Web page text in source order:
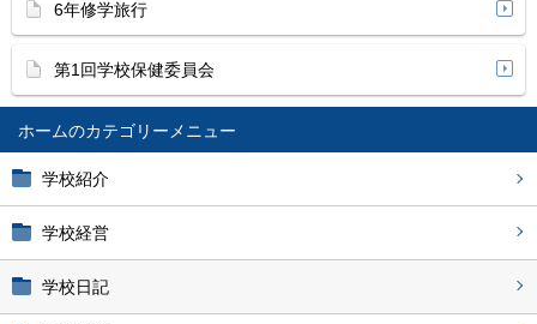
ホーム
学校紹介
学校経営
学校日記
6年修学旅行
第1回学校保健委員会